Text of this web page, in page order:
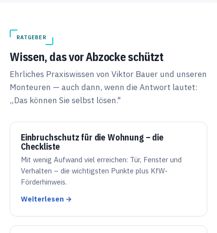
RATGEBER
Wissen, das vor Abzocke schützt
Ehrliches Praxiswissen von Viktor Bauer und unseren
Monteuren — auch dann, wenn die Antwort lautet:
„Das können Sie selbst lösen."
Einbruchschutz für die Wohnung – die
Checkliste
Mit wenig Aufwand viel erreichen: Tür, Fenster und
Verhalten – die wichtigsten Punkte plus KfW-
Förderhinweis.
Weiterlesen →